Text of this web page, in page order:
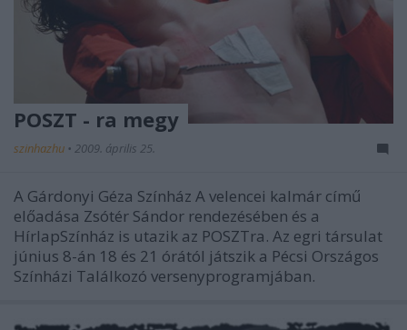
POSZT - ra megy
szinhazhu • 2009. április 25.
A Gárdonyi Géza Színház A velencei kalmár című
előadása Zsótér Sándor rendezésében és a
HírlapSzínház is utazik az POSZTra. Az egri társulat
június 8-án 18 és 21 órától játszik a Pécsi Országos
Színházi Találkozó versenyprogramjában.